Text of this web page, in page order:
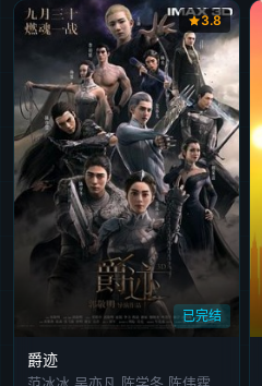
已完结
3.8
爵迹